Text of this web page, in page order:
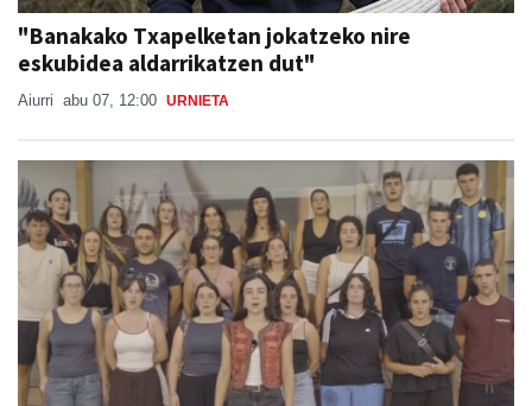
"Banakako Txapelketan jokatzeko nire
eskubidea aldarrikatzen dut"
Aiurri abu 07, 12:00 URNIETA